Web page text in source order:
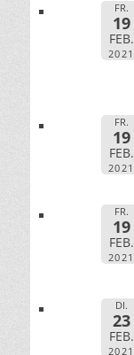
FR.
19
FEB.
2021
FR.
19
FEB.
2021
FR.
19
FEB.
2021
DI.
23
FEB.
2021